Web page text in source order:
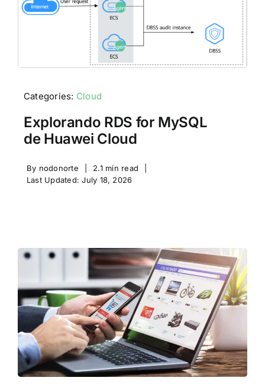
Categories: Cloud
Explorando RDS for MySQL
de Huawei Cloud
By nodonorte 2.1 min read
Last Updated: July 18, 2026